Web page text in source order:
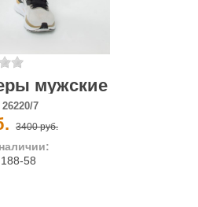
мужские
26220/7
3400 руб.
188-58